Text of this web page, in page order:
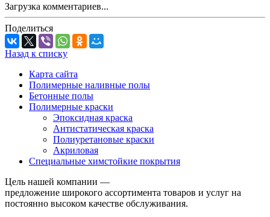
Загрузка комментариев...
Поделиться
Назад к списку
Карта сайта
Полимерные наливные полы
Бетонные полы
Полимерные краски
Эпоксидная краска
Антистатическая краска
Полиуретановые краски
Акриловая
Специальные химстойкие покрытия
Цель нашей компании —
предложение широкого ассортимента товаров и услуг на
постоянно высоком качестве обслуживания.